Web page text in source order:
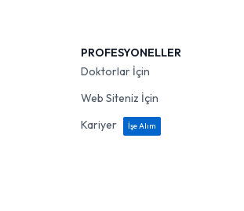
PROFESYONELLER
Doktorlar İçin
Web Siteniz İçin
Kariyer
İşe Alım